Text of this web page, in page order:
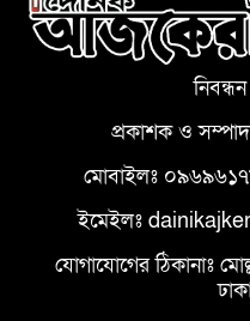
প্রকাশক ও
মোবাইলঃ
ইমেইলঃ
যোগাযোগের ঠিকানাঃ